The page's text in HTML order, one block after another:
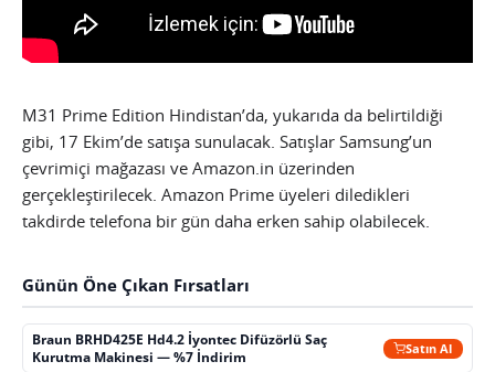
M31 Prime Edition Hindistan’da, yukarıda da belirtildiği
gibi, 17 Ekim’de satışa sunulacak. Satışlar Samsung’un
çevrimiçi mağazası ve Amazon.in üzerinden
gerçekleştirilecek. Amazon Prime üyeleri diledikleri
takdirde telefona bir gün daha erken sahip olabilecek.
Günün Öne Çıkan Fırsatları
Braun BRHD425E Hd4.2 İyontec Difüzörlü Saç
Kurutma Makinesi — %7 İndirim
Satın Al